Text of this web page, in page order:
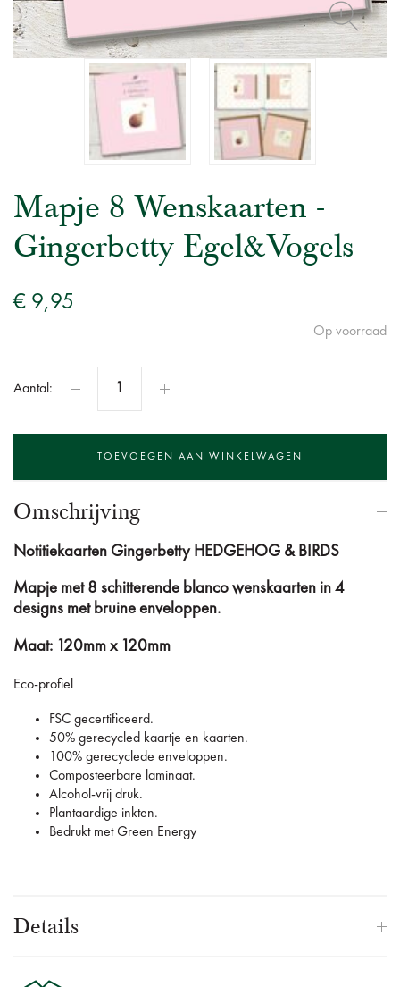
Mapje 8 Wenskaarten -
Gingerbetty Egel&Vogels
€ 9,95
Op voorraad
Aantal:
Omschrijving
Notitiekaarten Gingerbetty HEDGEHOG & BIRDS
Mapje met 8 schitterende blanco wenskaarten in 4
designs met bruine enveloppen.
Maat: 120mm x 120mm
Eco-profiel
FSC gecertificeerd.
50% gerecycled kaartje en kaarten.
100% gerecyclede enveloppen.
Composteerbare laminaat.
Alcohol-vrij druk.
Plantaardige inkten.
Bedrukt met Green Energy
Details